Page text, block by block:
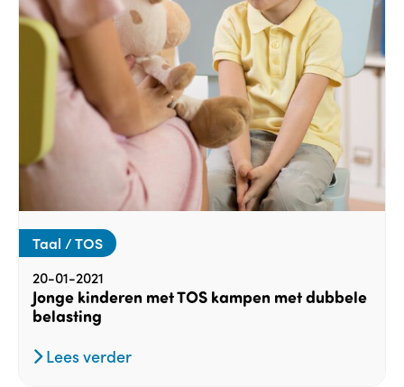
Taal / TOS
20-01-2021
Jonge kinderen met TOS kampen met dubbele
belasting
Lees verder